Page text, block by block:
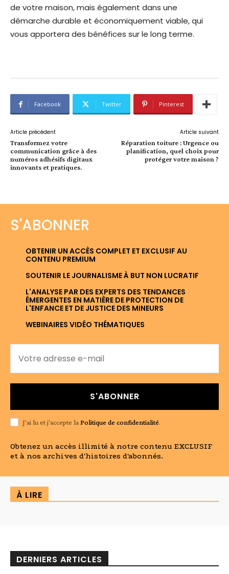
de votre maison, mais également dans une
démarche durable et économiquement viable, qui
vous apportera des bénéfices sur le long terme.
Facebook Twitter Pinterest
Article précédent
Transformez votre
communication grâce à des
numéros adhésifs digitaux
innovants et pratiques.
Article suivant
Réparation toiture : Urgence ou
planification, quel choix pour
protéger votre maison ?
S'ABONNER
OBTENIR UN ACCÈS COMPLET ET EXCLUSIF AU
CONTENU PREMIUM
SOUTENIR LE JOURNALISME À BUT NON LUCRATIF
L'ANALYSE PAR DES EXPERTS DES TENDANCES
ÉMERGENTES EN MATIÈRE DE PROTECTION DE
L'ENFANCE ET DE JUSTICE DES MINEURS
WEBINAIRES VIDÉO THÉMATIQUES
S'ABONNER
J'ai lu et j'accepte la Politique de confidentialité.
Obtenez un accès illimité à notre contenu EXCLUSIF
et à nos archives d'histoires d'abonnés.
À LIRE
DERNIERS ARTICLES